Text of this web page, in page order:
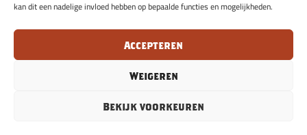
kan dit een nadelige invloed hebben op bepaalde functies en mogelijkheden.
Accepteren
Weigeren
Bekijk voorkeuren
© Copyright 2026 Erve Kots |Annuleringsvoorwaarden
| Design & Development: